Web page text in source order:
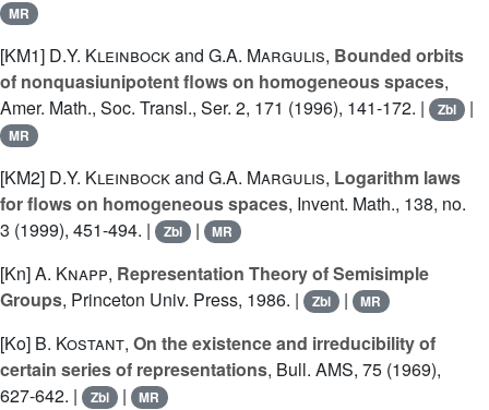
MR
[KM1] D.Y. Kleinbockand G.A. Margulis, Bounded orbits
of nonquasiunipotent flows on homogeneous spaces,
Amer. Math., Soc. Transl., Ser. 2, 171 (1996), 141-172. |
Zbl |
MR
[KM2] D.Y. Kleinbockand G.A. Margulis, Logarithm laws
for flows on homogeneous spaces, Invent. Math., 138, no.
3 (1999), 451-494. |
Zbl | MR
[Kn]A. Knapp, Representation Theory of Semisimple
Groups, Princeton Univ. Press, 1986. | Zbl | MR
[Ko] B. Kostant, On the existence and irreducibility of
certain series of representations, Bull. AMS, 75 (1969),
627-642. |
Zbl | MR